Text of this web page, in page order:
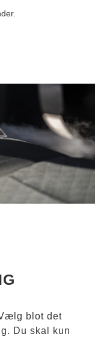
blot det
Du skal kun